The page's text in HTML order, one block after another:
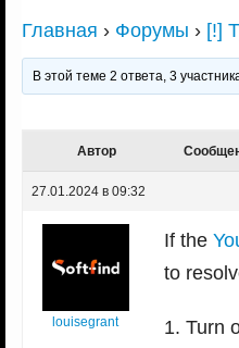
Главная › Форумы › [!]
В этой теме 2 ответа, 3
Автор
27.01.2024 в 09:32
louisegrant
If the
to
1. Turn